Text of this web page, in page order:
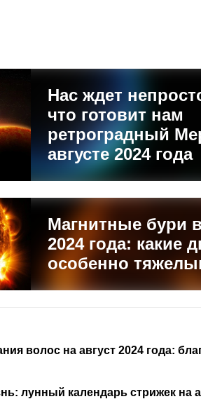
Нас ждет
что готовит нам
ретроградный
августе 2024 года
Магнитные бури в
2024 года: какие
особенно
волос на август 2024 года:
лунный календарь стрижек на